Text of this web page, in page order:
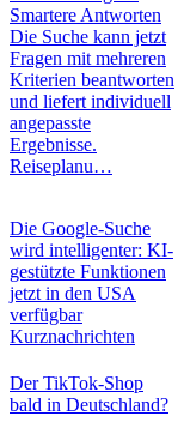
Smartere Antworten
Die Suche kann jetzt
Fragen mit mehreren
Kriterien beantworten
und liefert individuell
angepasste
Ergebnisse.
Reiseplanu…
Die Google-Suche
wird intelligenter: KI-
gestützte Funktionen
jetzt in den USA
verfügbar
Kurznachrichten
Der TikTok-Shop
bald in Deutschland?